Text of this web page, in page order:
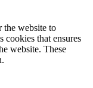
the website to
that ensures
website. These